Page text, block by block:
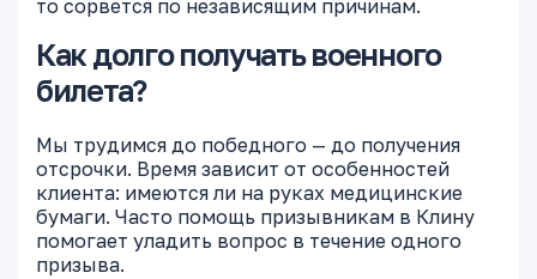
то сорвется по независящим причинам.
Как долго получать военного
билета?
Мы трудимся до победного — до получения
отсрочки. Время зависит от особенностей
клиента: имеются ли на руках медицинские
бумаги. Часто помощь призывникам в Клину
помогает уладить вопрос в течение одного
призыва.